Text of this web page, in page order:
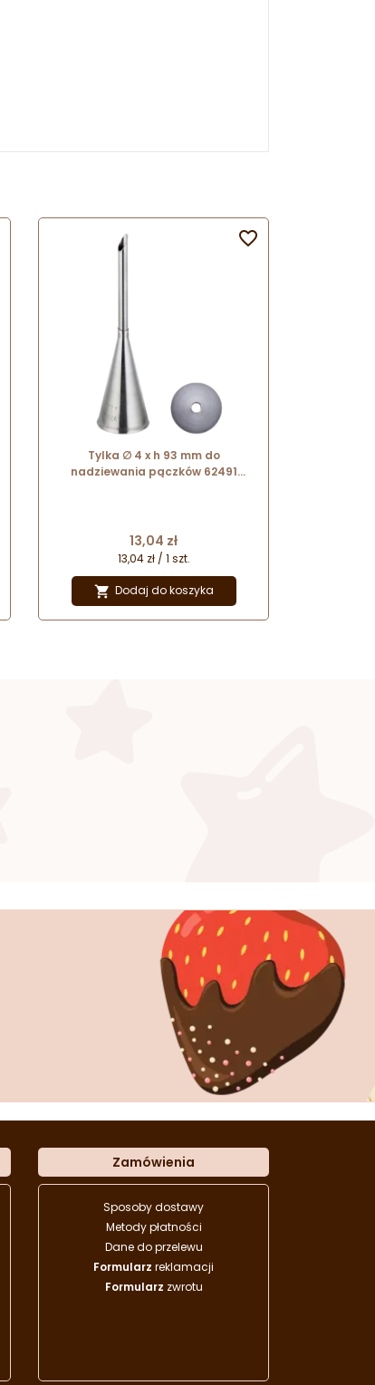
Tylka ∅ 4 x h 93 mm do
nadziewania pączków 62491
Cena
13,04 zł
13,04 zł / 1 szt.
 Dodaj do koszyka

Zamówienia
Sposoby dostawy
Metody płatności
Dane do przelewu
Formularz reklamacji
Formularz zwrotu